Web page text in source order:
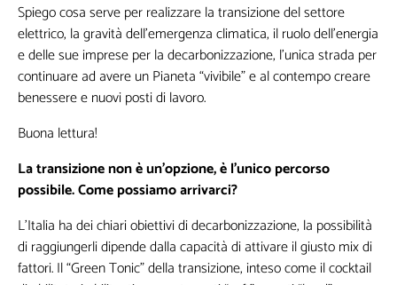
Spiego cosa serve per realizzare la transizione del settore
elettrico, la gravità dell’emergenza climatica, il ruolo dell’energia
e delle sue imprese per la decarbonizzazione, l’unica strada per
continuare ad avere un Pianeta “vivibile” e al contempo creare
benessere e nuovi posti di lavoro.
Buona lettura!
La transizione non è un’opzione, è l’unico percorso
possibile. Come possiamo arrivarci?
L’Italia ha dei chiari obiettivi di decarbonizzazione, la possibilità
di raggiungerli dipende dalla capacità di attivare il giusto mix di
fattori. Il “Green Tonic” della transizione, inteso come il cocktail